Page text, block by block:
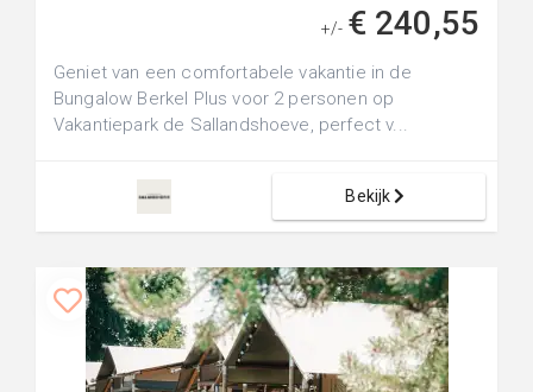
+/- € 240,55
Geniet van een comfortabele vakantie in de
Bungalow Berkel Plus voor 2 personen op
Vakantiepark de Sallandshoeve, perfect v...
Bekijk